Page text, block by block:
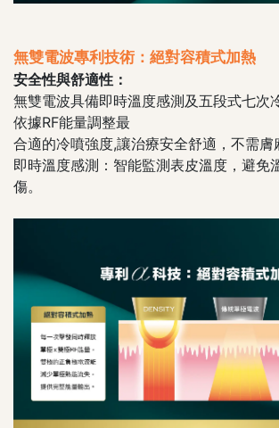
無雙電波專利技術：絕對容積式加熱
安全性與舒適性：
無雙電波具備即時溫度感測及五段式七次
依據RF能量調整最
合適的冷噴強度,讓治療安全舒適，不需膚
即時溫度感測：智能監測表皮溫度，避免
傷。